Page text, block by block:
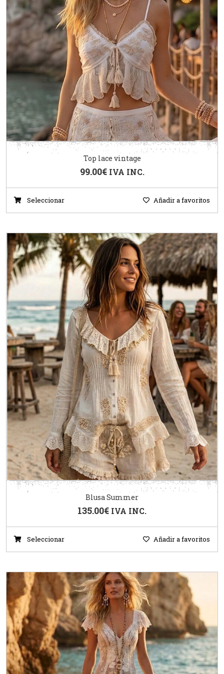
Top lace vintage
99.00€ IVA INC.
Seleccionar Añadir a favoritos
Blusa Summer
135.00€ IVA INC.
Seleccionar Añadir a favoritos